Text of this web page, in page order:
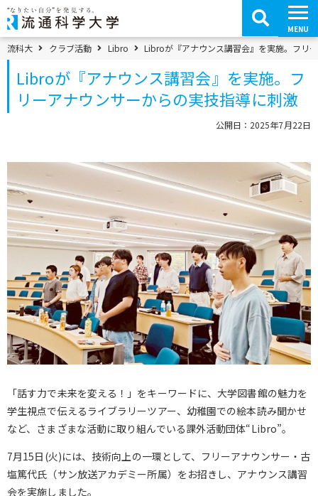
コ
ン
テ
ン
ツ
へ
移
MENU
パンくずメニュー
流科大 クラブ活動 Libro Libroが『アナウンス講習会』を実施。フリ
Libroが『アナウンス講習会』を実施。フ
リーアナウンサーからの実技指導に刺激
公開日：2025年7月22日
「話す力で未来を変える！」をキーワードに、大学図書館の魅力を
学生視点で伝えるライブラリーツアー、幼稚園での絵本読み聞かせ
など、さまざまな活動に取り組んでいる課外活動団体“Libro”。
7月15日(火)には、技術向上の一環として、フリーアナウンサー・古
塩篤代氏（サン放送アカデミー所属）をお招きし、アナウンス講習
会を実施しました。